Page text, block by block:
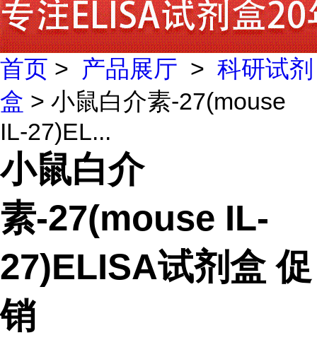
首页 > 产品展厅 > 科研试剂
盒 > 小鼠白介素-27(mouse
IL-27)EL...
小鼠白介
素-27(mouse IL-
27)ELISA试剂盒 促
销